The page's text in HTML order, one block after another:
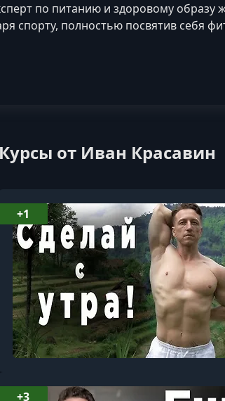
по питанию и здоровому
спорту, полностью посвятив себя
Курсы от Иван Красавин
+1
+3